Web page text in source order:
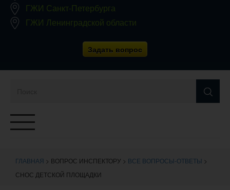
ГЖИ Санкт-Петербурга
ГЖИ Ленинградской области
Задать вопрос
Переключатель
ГЛАВНАЯ > ВОПРОС ИНСПЕКТОРУ > ВСЕ ВОПРОСЫ-ОТВЕТЫ >
СНОС ДЕТСКОЙ ПЛОЩАДКИ